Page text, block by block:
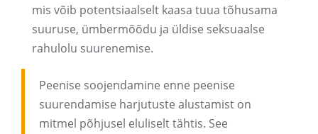
mis võib potentsiaalselt kaasa tuua tõhusama
suuruse, ümbermõõdu ja üldise seksuaalse
rahulolu suurenemise.
Peenise soojendamine enne peenise
suurendamise harjutuste alustamist on
mitmel põhjusel eluliselt tähtis. See